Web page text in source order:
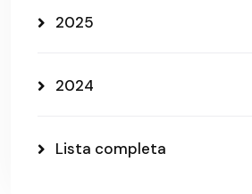
2025
2024
Lista completa